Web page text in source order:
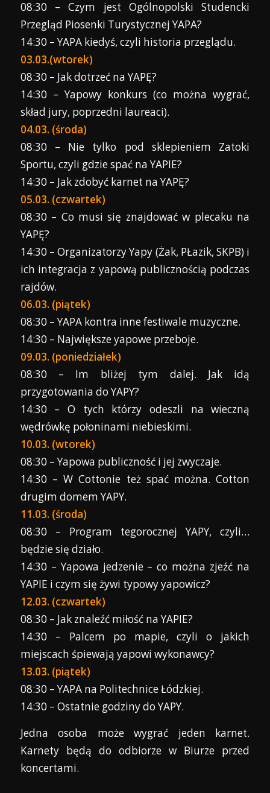
08:30 – Czym jest Ogólnopolski Studencki
Przegląd Piosenki Turystycznej YAPA?
14:30 – YAPA kiedyś, czyli historia przeglądu.
03.03.(wtorek)
08:30 – Jak dotrzeć na YAPĘ?
14:30 – Yapowy konkurs (co można wygrać,
skład jury, poprzedni laureaci).
04.03. (środa)
08:30 – Nie tylko pod sklepieniem Zatoki
Sportu, czyli gdzie spać na YAPIE?
14:30 – Jak zdobyć karnet na YAPĘ?
05.03. (czwartek)
08:30 – Co musi się znajdować w plecaku na
YAPĘ?
14:30 – Organizatorzy Yapy (Żak, PŁazik, SKPB) i
ich integracja z yapową publicznością podczas
rajdów.
06.03. (piątek)
08:30 – YAPA kontra inne festiwale muzyczne.
14:30 – Największe yapowe przeboje.
09.03. (poniedziałek)
08:30 – Im bliżej tym dalej. Jak idą
przygotowania do YAPY?
14:30 – O tych którzy odeszli na wieczną
wędrówkę połoninami niebieskimi.
10.03. (wtorek)
08:30 – Yapowa publiczność i jej zwyczaje.
14:30 – W Cottonie też spać można. Cotton
drugim domem YAPY.
11.03. (środa)
08:30 – Program tegorocznej YAPY, czyli…
będzie się działo.
14:30 – Yapowa jedzenie – co można zjeźć na
YAPIE i czym się żywi typowy yapowicz?
12.03. (czwartek)
08:30 – Jak znaleźć miłość na YAPIE?
14:30 – Palcem po mapie, czyli o jakich
miejscach śpiewają yapowi wykonawcy?
13.03. (piątek)
08:30 – YAPA na Politechnice Łódzkiej.
14:30 – Ostatnie godziny do YAPY.
Jedna osoba może wygrać jeden karnet.
Karnety będą do odbiorze w Biurze przed
koncertami.